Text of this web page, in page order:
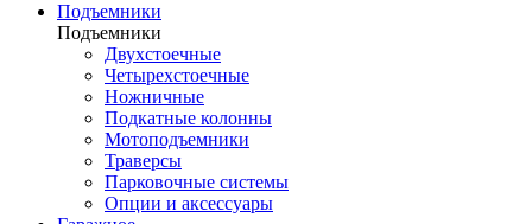
Подъемники
Подъемники
Двухстоечные
Четырехстоечные
Ножничные
Подкатные колонны
Мотоподъемники
Траверсы
Парковочные системы
Опции и аксессуары